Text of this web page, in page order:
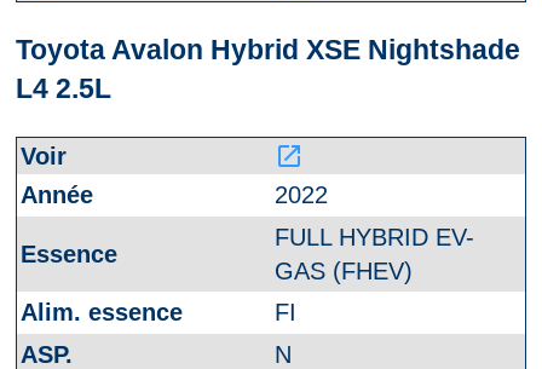
Toyota Avalon Hybrid XSE Nightshade
L4 2.5L
launch
2022
FULL HYBRID EV-
GAS (FHEV)
FI
N